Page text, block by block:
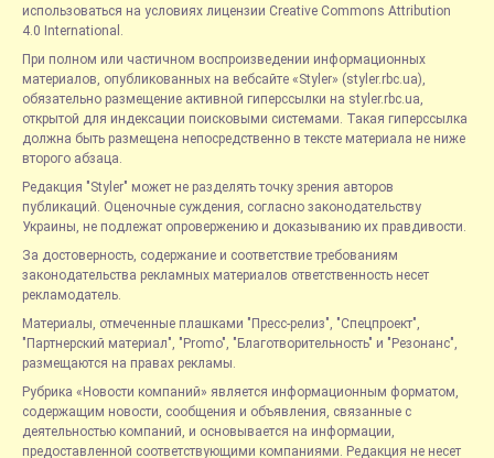
использоваться на условиях лицензии Creative Commons Attribution
4.0 International.
При полном или частичном воспроизведении информационных
материалов, опубликованных на вебсайте «Styler» (styler.rbc.ua),
обязательно размещение активной гиперссылки на styler.rbc.ua,
открытой для индексации поисковыми системами. Такая гиперссылка
должна быть размещена непосредственно в тексте материала не ниже
второго абзаца.
Редакция "Styler" может не разделять точку зрения авторов
публикаций. Оценочные суждения, согласно законодательству
Украины, не подлежат опровержению и доказыванию их правдивости.
За достоверность, содержание и соответствие требованиям
законодательства рекламных материалов ответственность несет
рекламодатель.
Материалы, отмеченные плашками "Пресс-релиз", "Спецпроект",
"Партнерский материал", "Promo", "Благотворительность" и "Резонанс",
размещаются на правах рекламы.
Рубрика «Новости компаний» является информационным форматом,
содержащим новости, сообщения и объявления, связанные с
деятельностью компаний, и основывается на информации,
предоставленной соответствующими компаниями. Редакция не несет